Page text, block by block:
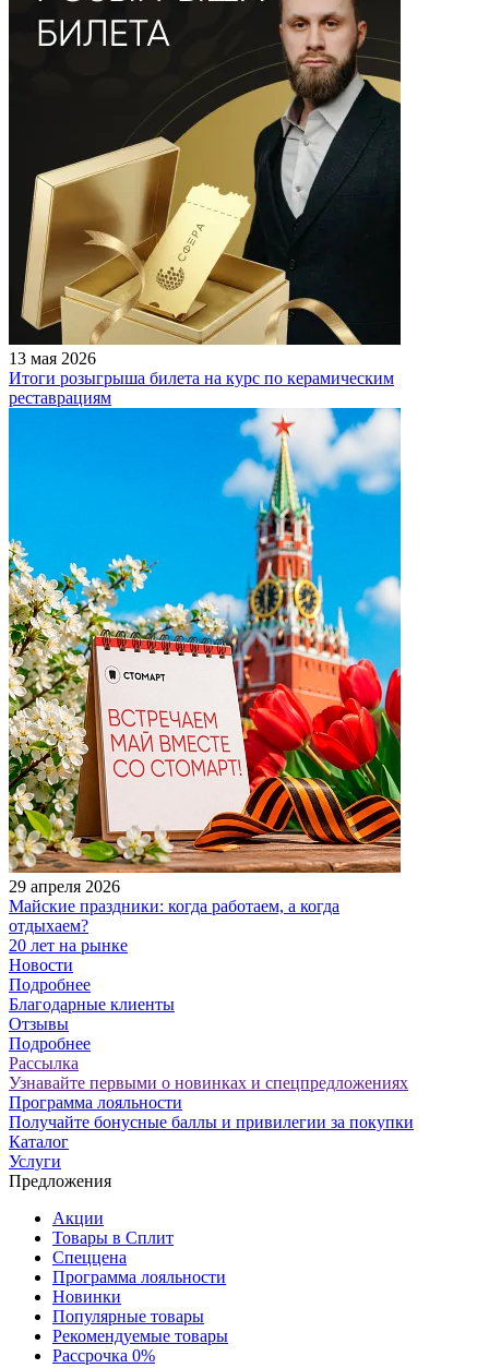
13 мая 2026
Итоги розыгрыша билета на курс по керамическим
реставрациям
29 апреля 2026
Майские праздники: когда работаем, а когда
отдыхаем?
20 лет на рынке
Новости
Подробнее
Благодарные клиенты
Отзывы
Подробнее
Рассылка
Узнавайте первыми о новинках и спецпредложениях
Программа лояльности
Получайте бонусные баллы и привилегии за покупки
Каталог
Услуги
Предложения
Акции
Товары в Сплит
Спеццена
Программа лояльности
Новинки
Популярные товары
Рекомендуемые товары
Рассрочка 0%